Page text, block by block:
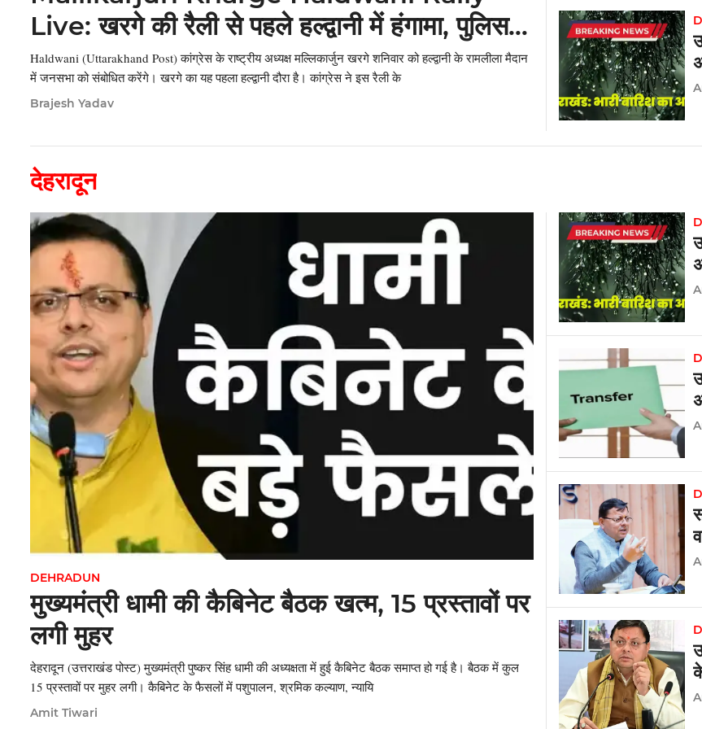
Live: खरगे की रैली से पहले हल्द्वानी में हंगामा, पुलिस
भवन पहुंचे कांग्रेस नेता
Haldwani (Uttarakhand Post) कांग्रेस के राष्ट्रीय अध्यक्ष मल्लिकार्जुन खरगे शनिवार को हल्द्वानी के रामलीला मैदान
में जनसभा को संबोधित करेंगे। खरगे का यह पहला हल्द्वानी दौरा है। कांग्रेस ने इस रैली के
Brajesh Yadav
देहरादून
DEHRADUN
मुख्यमंत्री धामी की कैबिनेट बैठक खत्म, 15 प्रस्तावों पर
लगी मुहर
देहरादून (उत्तराखंड पोस्ट) मुख्यमंत्री पुष्कर सिंह धामी की अध्यक्षता में हुई कैबिनेट बैठक समाप्त हो गई है। बैठक में कुल
15 प्रस्तावों पर मुहर लगी। कैबिनेट के फैसलों में पशुपालन, श्रमिक कल्याण, न्यायि
Amit Tiwari